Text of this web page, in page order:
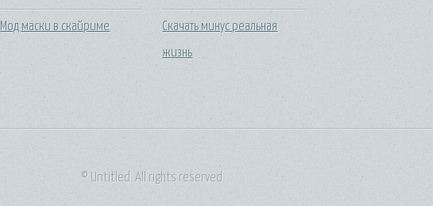
Мод маски в скайриме
Скачать минус реальная
жизнь
© Untitled. All rights reserved.